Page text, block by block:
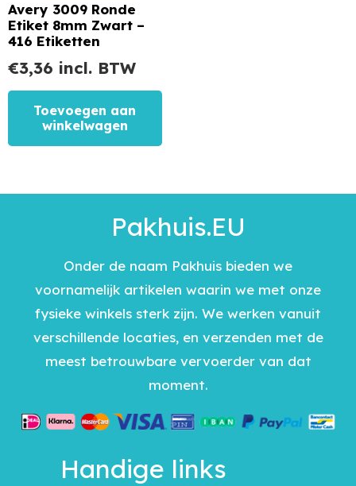
Avery 3009 Ronde
Etiket 8mm Zwart –
416 Etiketten
€3,36 incl. BTW
Toevoegen aan
winkelwagen
Pakhuis.EU
Onder de naam Pakhuis bieden we
voornamelijk artikelen waarin we met onze
fysieke winkels sterk zijn. We werken vanuit
verschillende locaties, en verzenden met de
meest betrouwbare vervoerder van dat
moment.
Handige links